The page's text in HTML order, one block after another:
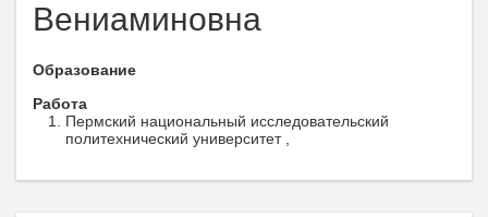
Вениаминовна
Образование
Работа
Пермский национальный исследовательский
политехнический университет ,